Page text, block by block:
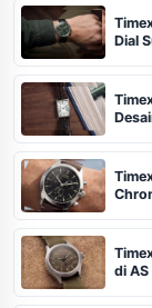
Dial
di AS